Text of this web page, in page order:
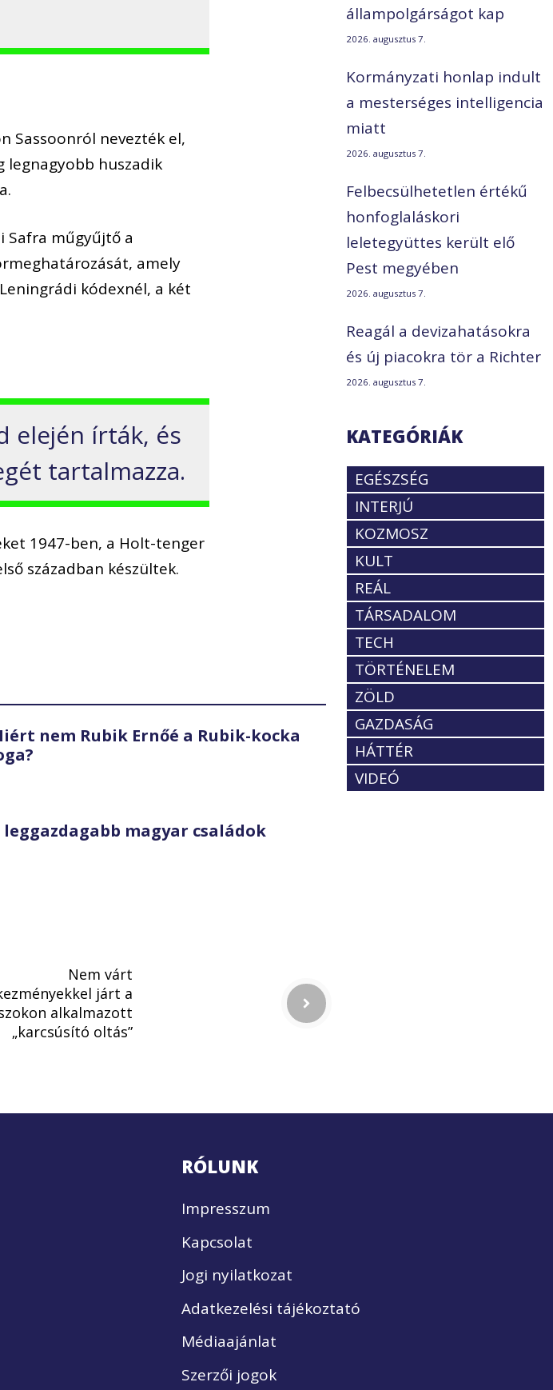
Sassoonról nevezték el,
legnagyobb huszadik
Safra műgyűjtő a
amely
kódexnél, a két
elején írták, és
tartalmazza.
1947-ben, a Holt-tenger
században készültek.
nem Rubik Ernőé a Rubik-kocka
leggazdagabb magyar családok
állampolgárságot kap
2026. augusztus 7.
Kormányzati honlap indult
a mesterséges intelligencia
miatt
2026. augusztus 7.
Felbecsülhetetlen értékű
honfoglaláskori
leletegyüttes került elő
Pest megyében
2026. augusztus 7.
Reagál a devizahatásokra
és új piacokra tör a Richter
2026. augusztus 7.
KATEGÓRIÁK
EGÉSZSÉG
INTERJÚ
KOZMOSZ
KULT
REÁL
TÁRSADALOM
TECH
TÖRTÉNELEM
ZÖLD
GAZDASÁG
HÁTTÉR
VIDEÓ
Nem várt
járt a
alkalmazott
„karcsúsító oltás”
RÓLUNK
Impresszum
Kapcsolat
Jogi nyilatkozat
Adatkezelési tájékoztató
Médiaajánlat
Szerzői jogok